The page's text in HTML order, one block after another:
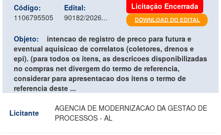
Código:
1106795505
Edital:
90182/2026...
Licitação Encerrada
Objeto:
intencao de registro de preco para futura e
eventual aquisicao de correlatos (coletores, drenos e
epi). (para todos os itens, as descricoes disponibilizadas
no compras net divergem do termo de referencia,
considerar para apresentacao dos itens o termo de
referencia deste ...
Licitante
AGENCIA DE MODERNIZACAO DA GESTAO DE
PROCESSOS - AL